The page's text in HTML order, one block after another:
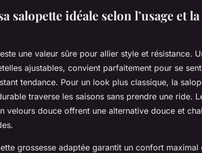
salopette idéale selon l’usage et la
une valeur sûre pour allier style et résistance.
ajustables, convient parfaitement pour se
tendance. Pour un look plus classique, la
traverse les saisons sans prendre une ride.
velours douce offrent une alternative douce et
grossesse adaptée garantit un confort maximal